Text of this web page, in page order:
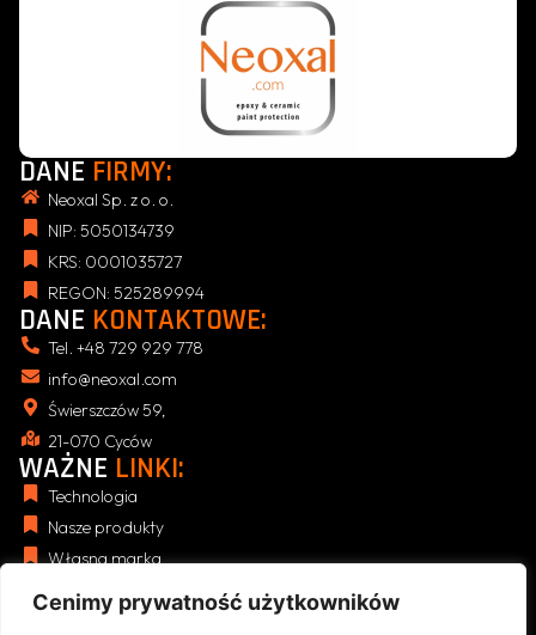
Cenimy prywatność użytkowników
DANE FIRMY:
Neoxal Sp. z o. o.
NIP: 5050134739
KRS: 0001035727
REGON: 525289994
DANE KONTAKTOWE:
Tel. +48 729 929 778
info@neoxal.com
Świerszczów 59,
21-070 Cyców
WAŻNE LINKI:
Technologia
Nasze produkty
Własna marka
Blog
NASZEREGULAMINY: